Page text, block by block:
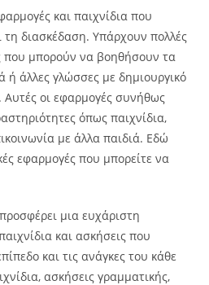
και παιχνίδια που
διασκέδαση. Υπάρχουν πολλές
που μπορούν να βοηθήσουν τα
ή άλλες γλώσσες με δημιουργικό
Αυτές οι εφαρμογές συνήθως
όπως παιχνίδια,
με άλλα παιδιά. Εδώ
εφαρμογές που μπορείτε να
μια ευχάριστη
και ασκήσεις που
και τις ανάγκες του κάθε
ασκήσεις γραμματικής,